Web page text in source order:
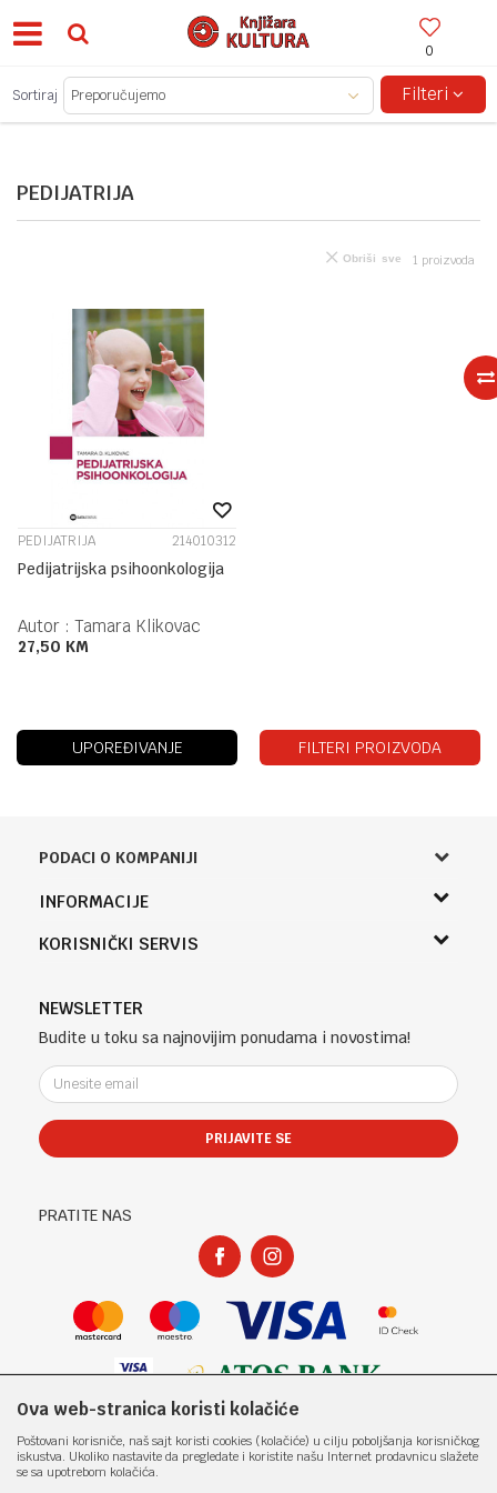
0
BESPLATNA ISPORUKA ZA IZNOSE PREKO 150KM!
PEDIJATRIJA
Sortiraj Filteri
1 proizvoda
Obriši sve
PEDIJATRIJA 214010312
Pedijatrijska psihoonkologija
Autor : Tamara Klikovac
27,50 KM
UPOREĐIVANJE FILTERI PROIZVODA
PODACI O KOMPANIJI
Knjižara Kultura
Knjaza Miloša 3A
Telefon (uprava firme Sladaboni d.o.o)
051 303 460
e-knjizara@knjizarakultura.com
Račun
400965310005
INFORMACIJE
O nama
Kontakt
Klub povjerenja "Knjižara Kultura"
KORISNIČKI SERVIS
Politika privatnosti
Kako kupiti
Načini plaćanja
Plaćanje karticama
Isporuka
Zamjena veličine i zamjena artikla za drugi
Povraćaj sredstava
NEWSLETTER
Budite u toku sa najnovijim ponudama i novostima!
PRIJAVITE SE
PRATITE NAS
Nastojimo da budemo što precizniji u opisu proizvoda, prikazu slika i samih
cijena, ali ne možemo garantovati da su sve informacije kompletne i bez
grešaka. Svi artikli prikazani na sajtu su dio naše ponude i ne
Ova web-stranica koristi kolačiće
Poštovani korisniče, naš sajt koristi cookies (kolačiće) u cilju poboljšanja korisničkog
iskustva. Ukoliko nastavite da pregledate i koristite našu Internet prodavnicu slažete
se sa upotrebom kolačića.